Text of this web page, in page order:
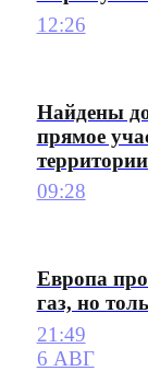
12:26
Найдены
прямое
09:28
Европа
газ, но
21:49
6 АВГ